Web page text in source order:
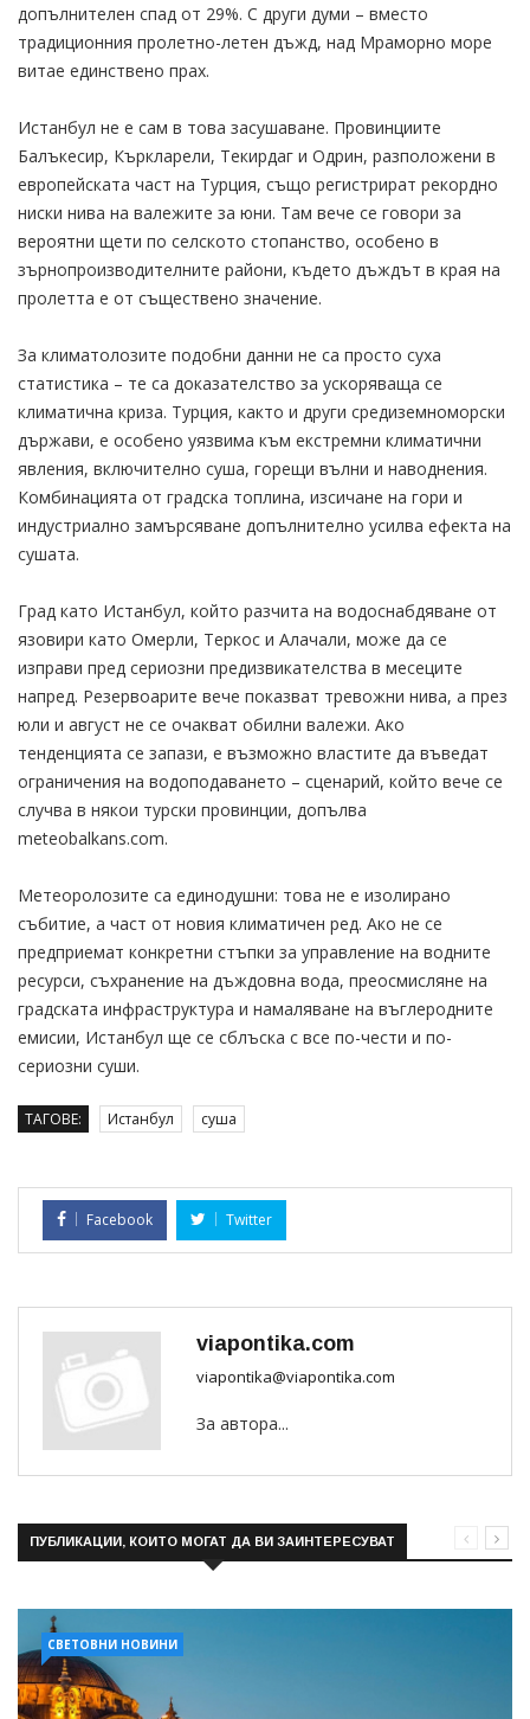
допълнителен спад от 29%. С други думи – вместо
традиционния пролетно-летен дъжд, над Мраморно море
витае единствено прах.
Истанбул не е сам в това засушаване. Провинциите
Балъкесир, Къркларели, Текирдаг и Одрин, разположени в
европейската част на Турция, също регистрират рекордно
ниски нива на валежите за юни. Там вече се говори за
вероятни щети по селското стопанство, особено в
зърнопроизводителните райони, където дъждът в края на
пролетта е от съществено значение.
За климатолозите подобни данни не са просто суха
статистика – те са доказателство за ускоряваща се
климатична криза. Турция, както и други средиземноморски
държави, е особено уязвима към екстремни климатични
явления, включително суша, горещи вълни и наводнения.
Комбинацията от градска топлина, изсичане на гори и
индустриално замърсяване допълнително усилва ефекта на
сушата.
Град като Истанбул, който разчита на водоснабдяване от
язовири като Омерли, Теркос и Алачали, може да се
изправи пред сериозни предизвикателства в месеците
напред. Резервоарите вече показват тревожни нива, а през
юли и август не се очакват обилни валежи. Ако
тенденцията се запази, е възможно властите да въведат
ограничения на водоподаването – сценарий, който вече се
случва в някои турски провинции, допълва
meteobalkans.com.
Метеоролозите са единодушни: това не е изолирано
събитие, а част от новия климатичен ред. Ако не се
предприемат конкретни стъпки за управление на водните
ресурси, съхранение на дъждовна вода, преосмисляне на
градската инфраструктура и намаляване на въглеродните
емисии, Истанбул ще се сблъска с все по-чести и по-
сериозни суши.
ТАГОВЕ: Истанбул суша
Facebook Twitter
viapontika.com
viapontika@viapontika.com
За автора...
ПУБЛИКАЦИИ, КОИТО МОГАТ ДА ВИ ЗАИНТЕРЕСУВАТ
СВЕТОВНИ НОВИНИ